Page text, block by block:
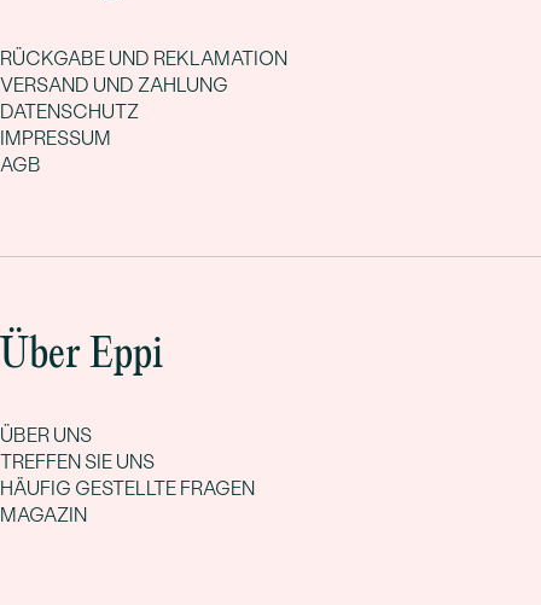
RÜCKGABE UND REKLAMATION
VERSAND UND ZAHLUNG
DATENSCHUTZ
IMPRESSUM
AGB
Über Eppi
ÜBER UNS
TREFFEN SIE UNS
HÄUFIG GESTELLTE FRAGEN
MAGAZIN